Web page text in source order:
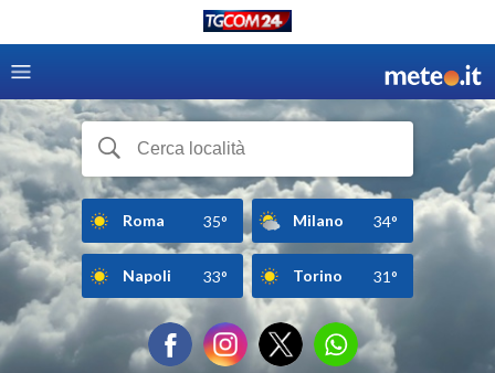
Roma 35° Milano 34°
Napoli 33° Torino 31°